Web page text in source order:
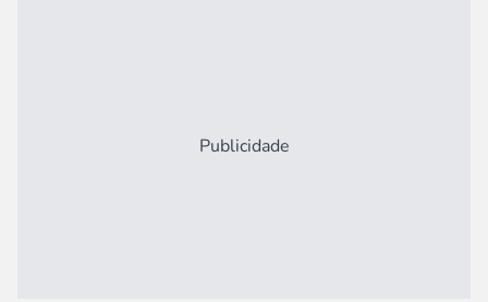
Publicidade